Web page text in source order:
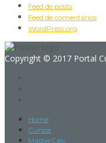
Feed de posts
Feed de comentários
WordPress.org
Copyright © 2017 Portal
Home
Cursos
MasterCalc